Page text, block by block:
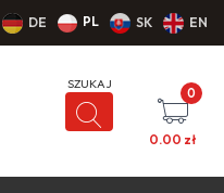
DE PL SK EN
0
0.00 zł